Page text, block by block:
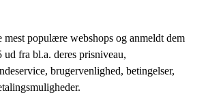
mest populære webshops og anmeldt dem
fra bl.a. deres prisniveau,
brugervenlighed, betingelser,